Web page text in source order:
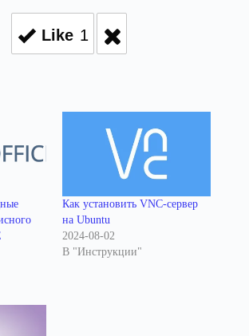
Like 1
Как установить VNC-сервер
на Ubuntu
2024-08-02
В "Инструкции"